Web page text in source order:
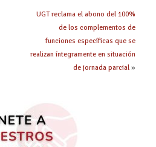
UGT reclama el abono del 100%
de los complementos de
funciones específicas que se
realizan íntegramente en situación
de jornada parcial»